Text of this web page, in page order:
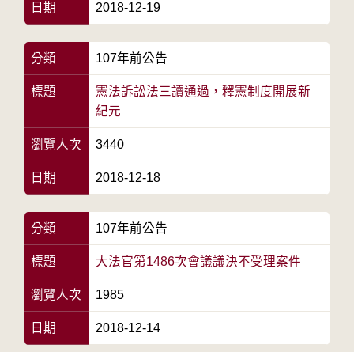
日期 2018-12-19
分類 107年前公告
標題
憲法訴訟法三讀通過，釋憲制度開展新
紀元
瀏覽人次 3440
日期 2018-12-18
分類 107年前公告
標題 大法官第1486次會議議決不受理案件
瀏覽人次 1985
日期 2018-12-14